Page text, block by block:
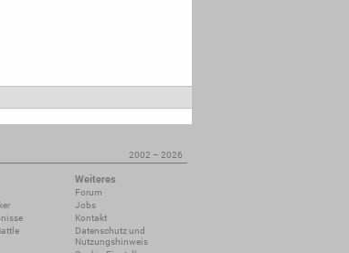
2002 – 2026
Weiteres
Forum
Jobs
Kontakt
Datenschutz und
Nutzungshinweis